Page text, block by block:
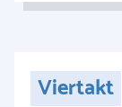
Viertakt